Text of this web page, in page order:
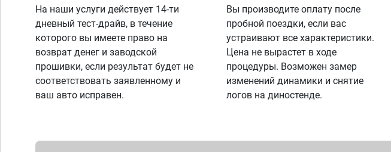
На наши услуги действует 14-ти
дневный тест-драйв, в течение
которого вы имеете право на
возврат денег и заводской
прошивки, если результат будет не
соответствовать заявленному и
ваш авто исправен.
Вы производите оплату после
пробной поездки, если вас
устраивают все характеристики.
Цена не вырастет в ходе
процедуры. Возможен замер
изменений динамики и снятие
логов на диностенде.